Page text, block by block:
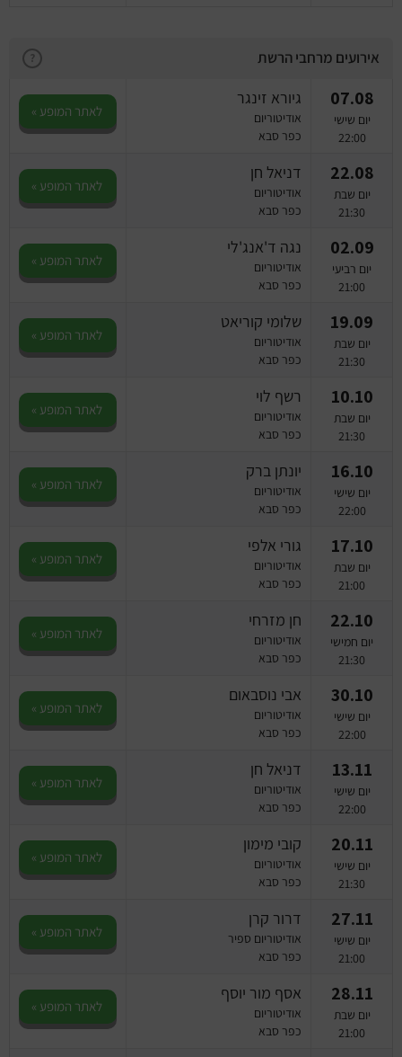
אירועים מרחבי הרשת ?
07.08
יום שישי
22:00
גיורא זינגר
אודיטוריום
כפר סבא
לאתר המופע »
22.08
יום שבת
21:30
דניאל חן
אודיטוריום
כפר סבא
לאתר המופע »
02.09
יום רביעי
21:00
נגה ד'אנג'לי
אודיטוריום
כפר סבא
לאתר המופע »
19.09
יום שבת
21:30
שלומי קוריאט
אודיטוריום
כפר סבא
לאתר המופע »
10.10
יום שבת
21:30
רשף לוי
אודיטוריום
כפר סבא
לאתר המופע »
16.10
יום שישי
22:00
יונתן ברק
אודיטוריום
כפר סבא
לאתר המופע »
17.10
יום שבת
21:00
גורי אלפי
אודיטוריום
כפר סבא
לאתר המופע »
22.10
יום חמישי
21:30
חן מזרחי
אודיטוריום
כפר סבא
לאתר המופע »
30.10
יום שישי
22:00
אבי נוסבאום
אודיטוריום
כפר סבא
לאתר המופע »
13.11
יום שישי
22:00
דניאל חן
אודיטוריום
כפר סבא
לאתר המופע »
20.11
יום שישי
21:30
קובי מימון
אודיטוריום
כפר סבא
לאתר המופע »
27.11
יום שישי
21:00
דרור קרן
אודיטוריום ספיר
כפר סבא
לאתר המופע »
28.11
יום שבת
21:00
אסף מור יוסף
אודיטוריום
כפר סבא
לאתר המופע »